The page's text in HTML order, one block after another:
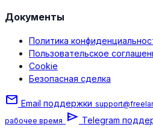
Документы
Политика
Пользовательское
Cookie
Безопасная сделка
mail Email поддержки
рабочее время send Telegram